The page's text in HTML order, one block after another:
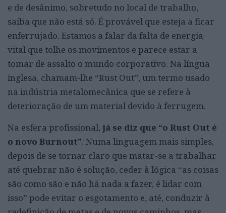
e de desânimo, sobretudo no local de trabalho,
saiba que não está só. É provável que esteja a ficar
enferrujado. Estamos a falar da falta de energia
vital que tolhe os movimentos e parece estar a
tomar de assalto o mundo corporativo. Na língua
inglesa, chamam-lhe “Rust Out”, um termo usado
na indústria metalomecânica que se refere à
deterioração de um material devido à ferrugem.
Na esfera profissional, já se diz que “o Rust Out é
o novo Burnout”. Numa linguagem mais simples,
depois de se tornar claro que matar-se a trabalhar
até quebrar não é solução, ceder à lógica “as coisas
são como são e não há nada a fazer, é lidar com
isso” pode evitar o esgotamento e, até, conduzir à